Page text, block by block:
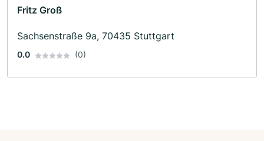
Fritz Groß
Sachsenstraße 9a, 70435 Stuttgart
0.0 (0)